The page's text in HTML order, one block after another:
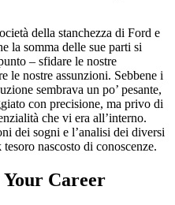
della stanchezza di Ford e
la somma delle sue parti si
– sfidare le nostre
le nostre assunzioni. Sebbene i
sembrava un po’ pesante,
con precisione, ma privo di
che vi era all’interno.
dei sogni e l’analisi dei diversi
nascosto di conoscenze.
Career